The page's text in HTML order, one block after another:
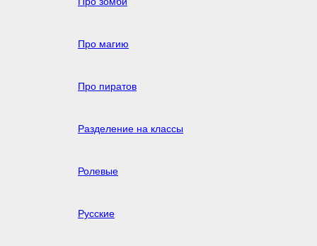
Про магию
Про пиратов
Разделение на классы
Ролевые
Русские